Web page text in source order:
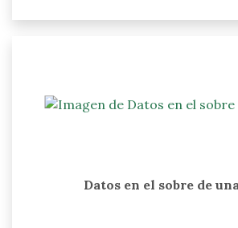
Datos en el sobre de